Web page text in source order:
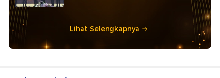
Lihat Selengkapnya